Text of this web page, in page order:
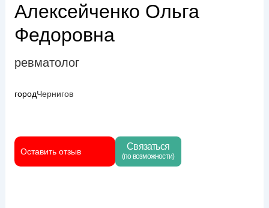
Алексейченко Ольга
Федоровна
ревматолог
городЧернигов
Оставить отзыв Связаться
(по возможности)